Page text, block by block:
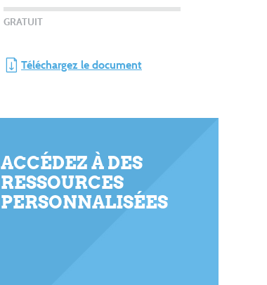
GRATUIT
Téléchargez le document
ACCÉDEZ À DES
RESSOURCES
PERSONNALISÉES